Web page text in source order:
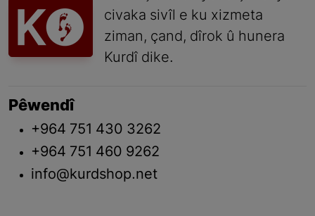
civaka sivîl e ku xizmeta
ziman, çand, dîrok û hunera
Kurdî dike.
Pêwendî
+964 751 430 3262
+964 751 460 9262
info@kurdshop.net